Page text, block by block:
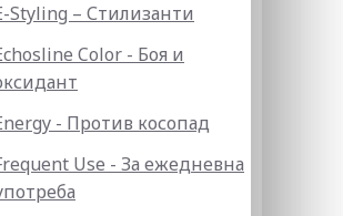
Styling – Стилизанти
Color - Боя и
- Против косопад
Use - За ежедневна